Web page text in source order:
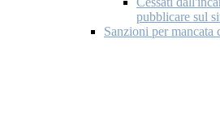
pubblicare sul
Sanzioni per mancata